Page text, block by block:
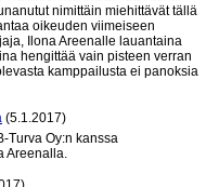
nimittäin miehittävät tällä
oikeuden viimeiseen
Ilona Areenalle lauantaina
hengittää vain pisteen verran
kamppailusta ei panoksia
(5.1.2017)
Turva Oy:n kanssa
Areenalla.